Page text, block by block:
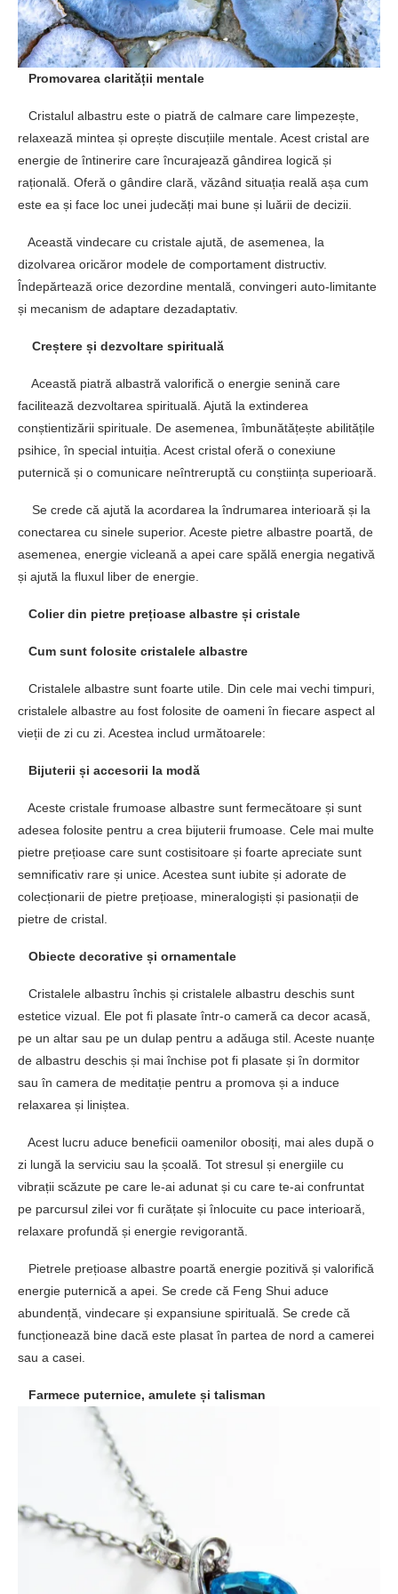
Promovarea clarității mentale
Cristalul albastru este o piatră de calmare care limpezește,
relaxează mintea și oprește discuțiile mentale. Acest cristal are
energie de întinerire care încurajează gândirea logică și
rațională. Oferă o gândire clară, văzând situația reală așa cum
este ea și face loc unei judecăți mai bune și luării de decizii.
Această vindecare cu cristale ajută, de asemenea, la
dizolvarea oricăror modele de comportament distructiv.
Îndepărtează orice dezordine mentală, convingeri auto-limitante
și mecanism de adaptare dezadaptativ.
Creștere și dezvoltare spirituală
Această piatră albastră valorifică o energie senină care
facilitează dezvoltarea spirituală. Ajută la extinderea
conștientizării spirituale. De asemenea, îmbunătățește abilitățile
psihice, în special intuiția. Acest cristal oferă o conexiune
puternică și o comunicare neîntreruptă cu conștiința superioară.
Se crede că ajută la acordarea la îndrumarea interioară și la
conectarea cu sinele superior. Aceste pietre albastre poartă, de
asemenea, energie vicleană a apei care spălă energia negativă
și ajută la fluxul liber de energie.
Colier din pietre prețioase albastre și cristale
Cum sunt folosite cristalele albastre
Cristalele albastre sunt foarte utile. Din cele mai vechi timpuri,
cristalele albastre au fost folosite de oameni în fiecare aspect al
vieții de zi cu zi. Acestea includ următoarele:
Bijuterii și accesorii la modă
Aceste cristale frumoase albastre sunt fermecătoare și sunt
adesea folosite pentru a crea bijuterii frumoase. Cele mai multe
pietre prețioase care sunt costisitoare și foarte apreciate sunt
semnificativ rare și unice. Acestea sunt iubite și adorate de
colecționarii de pietre prețioase, mineralogiști și pasionații de
pietre de cristal.
Obiecte decorative și ornamentale
Cristalele albastru închis și cristalele albastru deschis sunt
estetice vizual. Ele pot fi plasate într-o cameră ca decor acasă,
pe un altar sau pe un dulap pentru a adăuga stil. Aceste nuanțe
de albastru deschis și mai închise pot fi plasate și în dormitor
sau în camera de meditație pentru a promova și a induce
relaxarea și liniștea.
Acest lucru aduce beneficii oamenilor obosiți, mai ales după o
zi lungă la serviciu sau la școală. Tot stresul și energiile cu
vibrații scăzute pe care le-ai adunat și cu care te-ai confruntat
pe parcursul zilei vor fi curățate și înlocuite cu pace interioară,
relaxare profundă și energie revigorantă.
Pietrele prețioase albastre poartă energie pozitivă și valorifică
energie puternică a apei. Se crede că Feng Shui aduce
abundență, vindecare și expansiune spirituală. Se crede că
funcționează bine dacă este plasat în partea de nord a camerei
sau a casei.
Farmece puternice, amulete și talisman